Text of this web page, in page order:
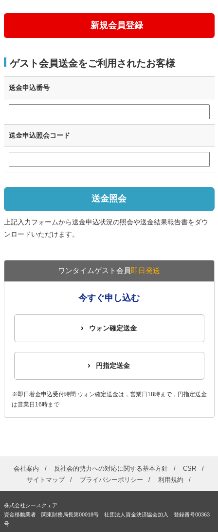
新規会員登録
ゲスト会員送金をご利用されたお客様
送金申込番号
送金申込照会コード
送金照会
上記入力フォームから送金申込状況の照会や送金結果報告書をダウ
ンロードいただけます。
ワンタイムゲスト会員即日発送
今すぐ申し込む
ウォン確定送金
円指定送金
※即日着金申込受付時間:ウォン確定送金は，営業日18時まで，円指定送金
は営業日16時まで
会社案内 反社会的勢力への対応に関する基本方針
CSR
サイトマップ
プライバシーポリシー 利用規約
株式会社シースクェア
資金移動業者 関東財務局長第00018号 社団法人資金決済協会加入 登録番号00363
号